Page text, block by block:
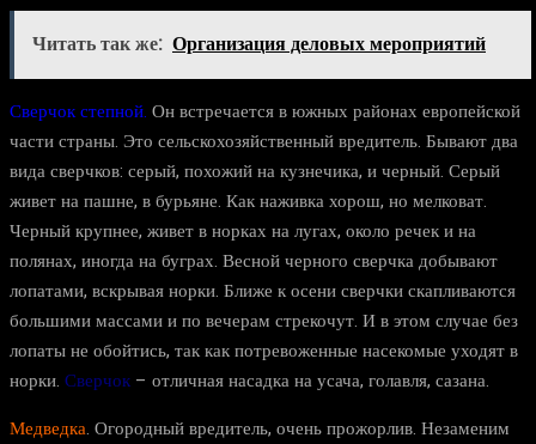
Читать так же: Организация деловых мероприятий
Сверчок степной. Он встречается в южных районах европейской
части страны. Это сельскохозяйственный вредитель. Бывают два
вида сверчков: серый, похожий на кузнечика, и черный. Серый
живет на пашне, в бурьяне. Как наживка хорош, но мелковат.
Черный крупнее, живет в норках на лугах, около речек и на
полянах, иногда на буграх. Весной черного сверчка добывают
лопатами, вскрывая норки. Ближе к осени сверчки скапливаются
большими массами и по вечерам стрекочут. И в этом случае без
лопаты не обойтись, так как потревоженные насекомые уходят в
норки. Сверчок – отличная насадка на усача, голавля, сазана.
Медведка. Огородный вредитель, очень прожорлив. Незаменим